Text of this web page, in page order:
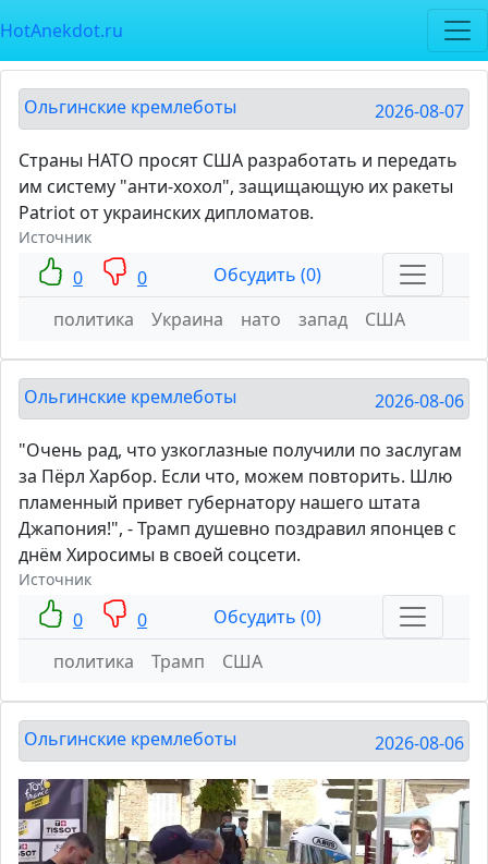
HotAnekdot.ru
Ольгинские кремлеботы 2026-08-07
Страны НАТО просят США разработать и передать
им систему "анти-хохол", защищающую их ракеты
Patriot от украинских дипломатов.
Источник
0 0
Обсудить (0)
политика
Украина нато запад США
Ольгинские кремлеботы 2026-08-06
"Очень рад, что узкоглазные получили по заслугам
за Пёрл Харбор. Если что, можем повторить. Шлю
пламенный привет губернатору нашего штата
Джапония!", - Трамп душевно поздравил японцев с
днём Хиросимы в своей соцсети.
Источник
0 0
Обсудить (0)
политика
Трамп США
Ольгинские кремлеботы 2026-08-06